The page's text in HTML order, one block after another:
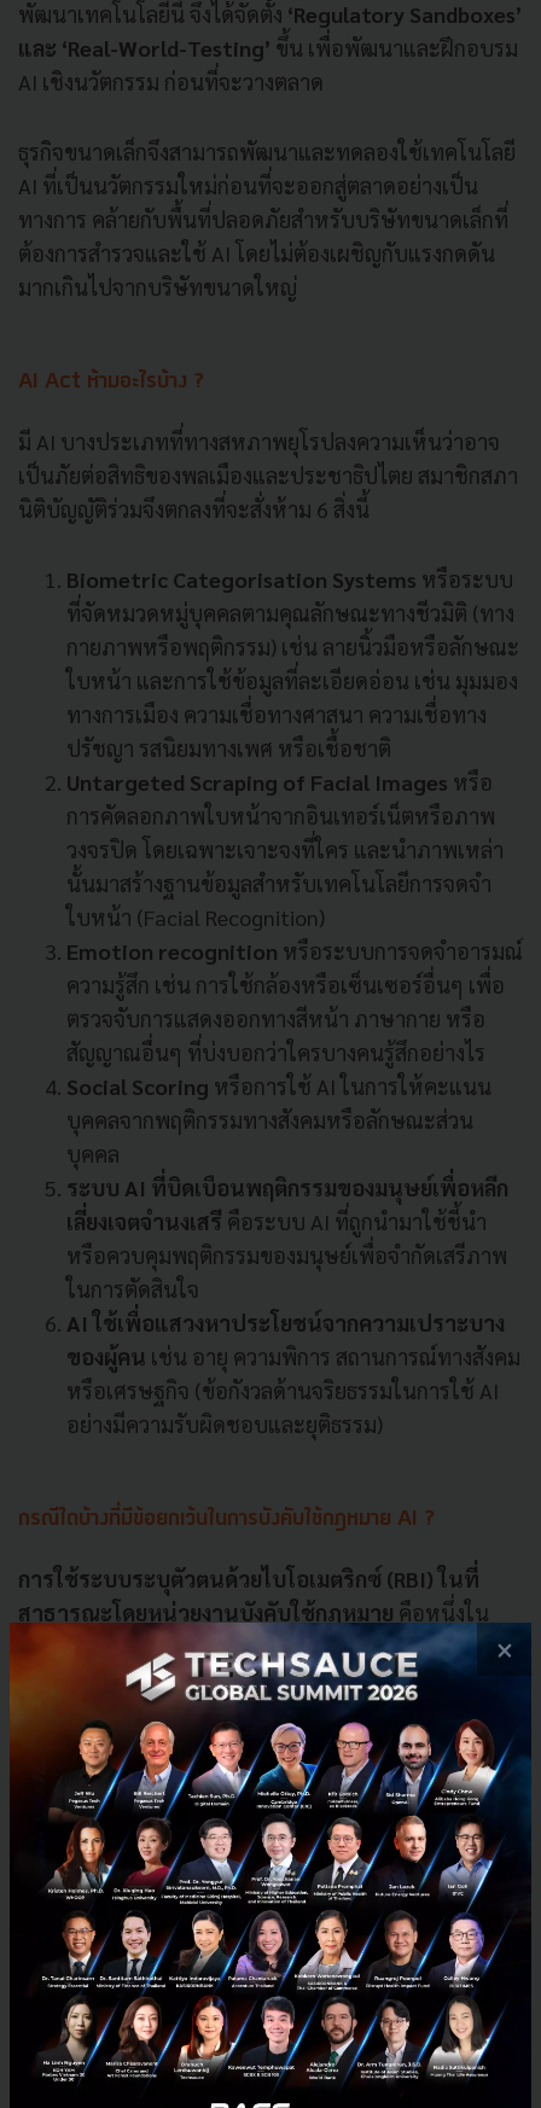
พัฒนาเทคโนโลยีนี้ จึงได้จัดตั้ง ‘Regulatory Sandboxes’
และ ‘Real-World-Testing’ ขึ้น เพื่อพัฒนาและฝึกอบรม
AI เชิงนวัตกรรม ก่อนที่จะวางตลาด
ธุรกิจขนาดเล็กจึงสามารถพัฒนาและทดลองใช้เทคโนโลยี
AI ที่เป็นนวัตกรรมใหม่ก่อนที่จะออกสู่ตลาดอย่างเป็น
ทางการ คล้ายกับพื้นที่ปลอดภัยสำหรับบริษัทขนาดเล็กที่
ต้องการสำรวจและใช้ AI โดยไม่ต้องเผชิญกับแรงกดดัน
มากเกินไปจากบริษัทขนาดใหญ่
AI Act ห้ามอะไรบ้าง ?
มี AI บางประเภทที่ทางสหภาพยุโรปลงความเห็นว่าอาจ
เป็นภัยต่อสิทธิของพลเมืองและประชาธิปไตย สมาชิกสภา
นิติบัญญัติร่วมจึงตกลงที่จะสั่งห้าม 6 สิ่งนี้
Biometric Categorisation Systems หรือระบบ
ที่จัดหมวดหมู่บุคคลตามคุณลักษณะทางชีวมิติ (ทาง
กายภาพหรือพฤติกรรม) เช่น ลายนิ้วมือหรือลักษณะ
ใบหน้า และการใช้ข้อมูลที่ละเอียดอ่อน เช่น มุมมอง
ทางการเมือง ความเชื่อทางศาสนา ความเชื่อทาง
ปรัชญา รสนิยมทางเพศ หรือเชื้อชาติ
Untargeted Scraping of Facial Images หรือ
การคัดลอกภาพใบหน้าจากอินเทอร์เน็ตหรือภาพ
วงจรปิด โดยเฉพาะเจาะจงที่ใคร และนำภาพเหล่า
นั้นมาสร้างฐานข้อมูลสำหรับเทคโนโลยีการจดจำ
ใบหน้า (Facial Recognition)
Emotion recognition หรือระบบการจดจำอารมณ์
ความรู้สึก เช่น การใช้กล้องหรือเซ็นเซอร์อื่นๆ เพื่อ
ตรวจจับการแสดงออกทางสีหน้า ภาษากาย หรือ
สัญญาณอื่นๆ ที่บ่งบอกว่าใครบางคนรู้สึกอย่างไร
Social Scoring หรือการใช้ AI ในการให้คะแนน
บุคคลจากพฤติกรรมทางสังคมหรือลักษณะส่วน
บุคคล
ระบบ AI ที่บิดเบือนพฤติกรรมของมนุษย์เพื่อหลีก
เลี่ยงเจตจำนงเสรี คือระบบ AI ที่ถูกนำมาใช้ชี้นำ
หรือควบคุมพฤติกรรมของมนุษย์เพื่อจำกัดเสรีภาพ
ในการตัดสินใจ
AI ใช้เพื่อแสวงหาประโยชน์จากความเปราะบาง
ของผู้คน เช่น อายุ ความพิการ สถานการณ์ทางสังคม
หรือเศรษฐกิจ (ข้อกังวลด้านจริยธรรมในการใช้ AI
อย่างมีความรับผิดชอบและยุติธรรม)
กรณีใดบ้างที่มีข้อยกเว้นในการบังคับใช้กฎหมาย AI ?
การใช้ระบบระบุตัวตนด้วยไบโอเมตริกซ์ (RBI) ในที่
สาธารณะโดยหน่วยงานบังคับใช้กฎหมาย คือหนึ่งใน
กรณีที่ได้รับการยกเว้น ซึ่งก่อนที่จะใช้เทคโนโลยีนี้ จำเป็น
ต้องได้รับอนุญาตจากศาล และสามารถใช้ได้เฉพาะกับ
อาชญากรรมบางประเภทตามที่กำหนดไว้ในรายการ
เท่านั้น
โดยกฎหมายได้กำหนดวัตถุประสงค์ในการใช้งานระบบ
ระบุตัวตนด้วยไบโอเมตริกซ์ ไว้ดังนี้
ใช้เพื่อค้นหาบุคคลที่ตกเป็นเหยื่อของอาชญากรรม
เช่น การลักพาตัว การค้ามนุษย์ หรือการแสวงหาผล
ประโยชน์ทางเพศ
ใช้เพื่อป้องกันภัยคุกคามจากการก่อการร้าย
(เหตุการณ์อันตรายที่ใกล้จะเกิดขึ้นและสามารถระบุ
ได้อย่างชัดเจน)
×